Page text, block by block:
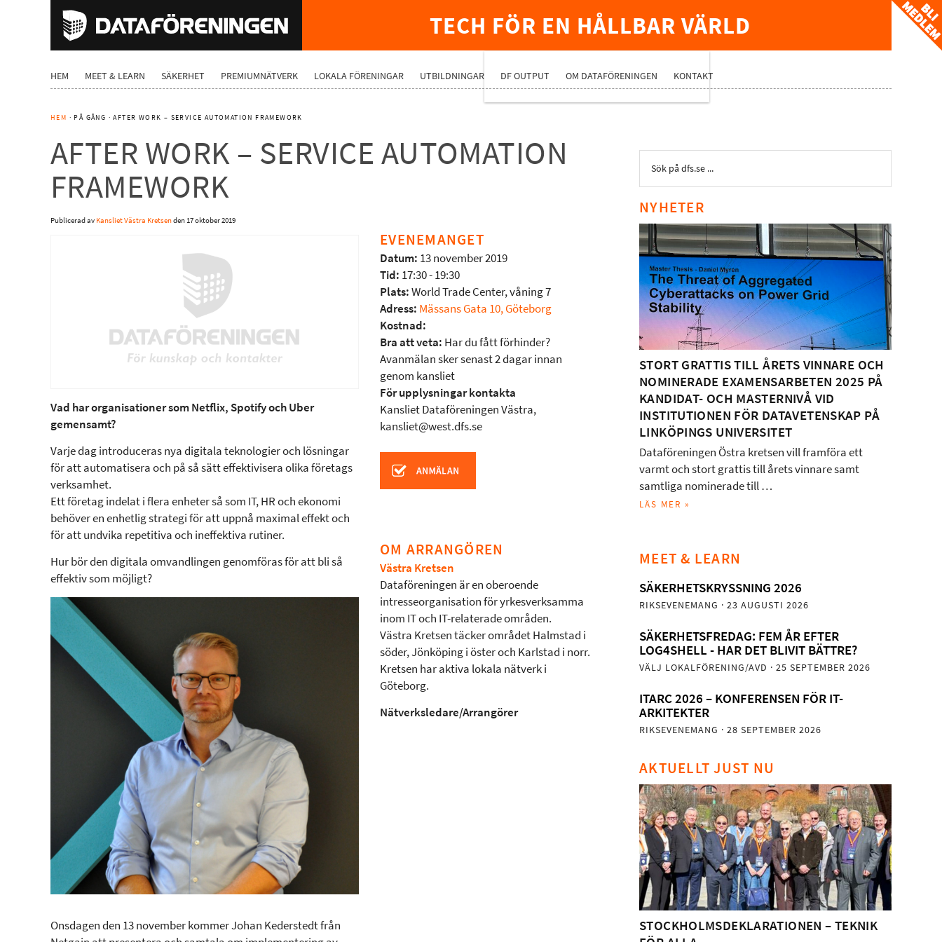
TECH FÖR EN HÅLLBAR VÄRLD
PREMIUMNÄTVERK
HEM MEET & LEARN SÄKERHET PREMIUMNÄTVERK LOKALA FÖRENINGAR UTBILDNINGAR DF OUTPUT OM DATAFÖRENINGEN KONTAKT
HEM · PÅ GÅNG · AFTER WORK – SERVICE AUTOMATION FRAMEWORK
AFTER WORK – SERVICE AUTOMATION
FRAMEWORK
Publicerad av Kansliet Västra Kretsenden17 oktober 2019
Vad har organisationer som Netflix, Spotify och Uber
gemensamt?
Varje dag introduceras nya digitala teknologier och lösningar
för att automatisera och på så sätt effektivisera olika företags
verksamhet.
Ett företag indelat i flera enheter så som IT, HR och ekonomi
behöver en enhetlig strategi för att uppnå maximal effekt och
för att undvika repetitiva och ineffektiva rutiner.
Hur bör den digitala omvandlingen genomföras för att bli så
effektiv som möjligt?
Onsdagen den 13 november kommer Johan Kederstedt från
EVENEMANGET
Datum: 13 november 2019
Tid: 17:30 - 19:30
Plats:World Trade Center, våning 7
Adress: Mässans Gata 10, Göteborg
Kostnad:
Bra att veta: Har du fått förhinder?
Avanmälan sker senast 2 dagar innan
genom kansliet
För upplysningar kontakta
Kansliet Dataföreningen Västra,
kansliet@west.dfs.se
OM ARRANGÖREN
Västra Kretsen
Dataföreningen är en oberoende
intresseorganisation för yrkesverksamma
inom IT och IT-relaterade områden.
Västra Kretsen täcker området Halmstad i
söder, Jönköping i öster och Karlstad i norr.
Kretsen har aktiva lokala nätverk i
Göteborg.
Nätverksledare/Arrangörer
NYHETER
STORT GRATTIS TILL ÅRETS VINNARE OCH
NOMINERADE EXAMENSARBETEN 2025 PÅ
KANDIDAT- OCH MASTERNIVÅ VID
INSTITUTIONEN FÖR DATAVETENSKAP PÅ
LINKÖPINGS UNIVERSITET
Dataföreningen Östra kretsen vill framföra ett
varmt och stort grattis till årets vinnare samt
samtliga nominerade till …
LÄS MER »
MEET & LEARN
SÄKERHETSKRYSSNING 2026
RIKSEVENEMANG · 23 AUGUSTI 2026
SÄKERHETSFREDAG: FEM ÅR EFTER
LOG4SHELL - HAR DET BLIVIT BÄTTRE?
VÄLJ LOKALFÖRENING/AVD · 25 SEPTEMBER 2026
ITARC 2026 – KONFERENSEN FÖR IT-
ARKITEKTER
RIKSEVENEMANG · 28 SEPTEMBER 2026
AKTUELLT JUST NU
STOCKHOLMSDEKLARATIONEN – TEKNIK